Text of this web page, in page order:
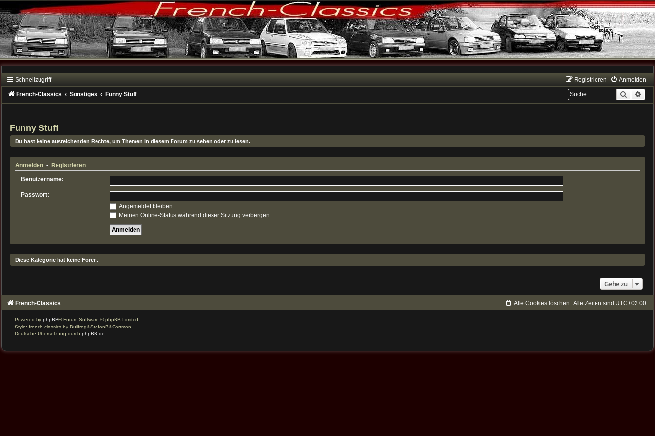
Schnellzugriff Anmelden
Registrieren
Suche
French-Classics Sonstiges Funny Stuff
Funny Stuff
Du hast keine ausreichenden Rechte, um Themen in diesem Forum zu sehen oder zu lesen.
Anmelden • Registrieren
Benutzername:
Passwort:
Angemeldet bleiben
Meinen Online-Status während dieser Sitzung verbergen
Diese Kategorie hat keine Foren.
Gehe zu
French-Classics Alle Zeiten sind UTC+02:00
Alle Cookies löschen
Powered byphpBB® Forum Software © phpBB Limited
Style: french-classics by Bullfrog&StefanB&Cartman
Deutsche Übersetzung durchphpBB.de